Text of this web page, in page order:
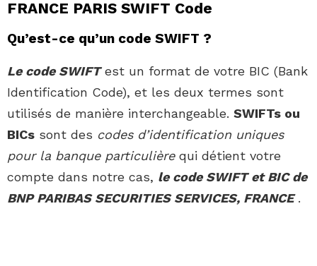
FRANCE PARIS SWIFT Code
Qu’est-ce qu’un code SWIFT ?
Le code SWIFTest un format de votre BIC (Bank
Identification Code), et les deux termes sont
utilisés de manière interchangeable. SWIFTs ou
BICs sont des codes d’identification uniques
pour la banque particulière qui détient votre
compte dans notre cas, le code SWIFT et BIC de
BNP PARIBAS SECURITIES SERVICES, FRANCE.